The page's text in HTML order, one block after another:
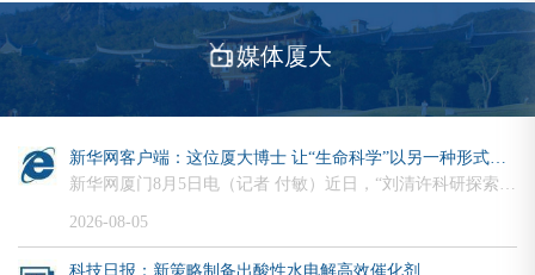
媒体厦大
2026-08-05
科技日报：新策略制备出酸性水电解高效催化剂